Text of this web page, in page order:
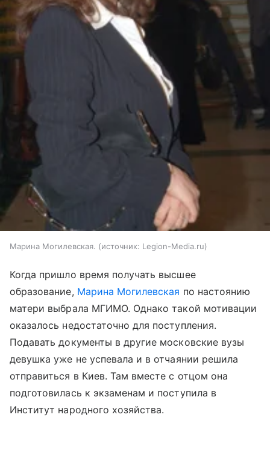
Марина Могилевская. источник: Legion-Media.ru
Когда пришло время получать высшее
образование, Марина Могилевская по настоянию
матери выбрала МГИМО. Однако такой мотивации
оказалось недостаточно для поступления.
Подавать документы в другие московские вузы
девушка уже не успевала и в отчаянии решила
отправиться в Киев. Там вместе с отцом она
подготовилась к экзаменам и поступила в
Институт народного хозяйства.